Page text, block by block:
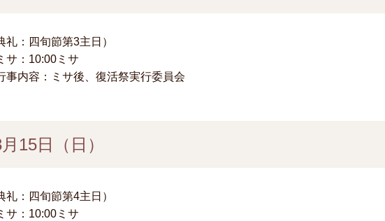
礼：四旬節第3主日）
サ：10:00ミサ
事内容：ミサ後、復活祭実行委員会
15日（日）
礼：四旬節第4主日）
サ：10:00ミサ